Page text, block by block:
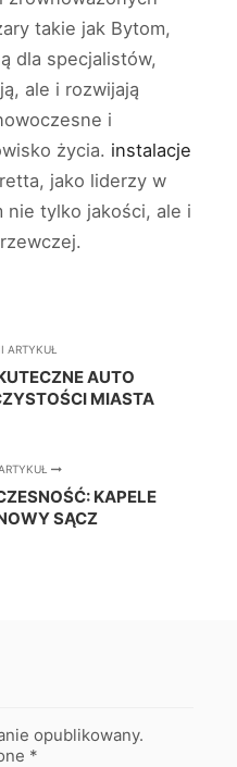
takie jak Bytom,
dla specjalistów,
ale i rozwijają
i
życia. instalacje
jako liderzy w
nie tylko jakości, ale i
ARTYKUŁ
AUTO
MIASTA
KAPELE
SĄCZ
opublikowany.
*